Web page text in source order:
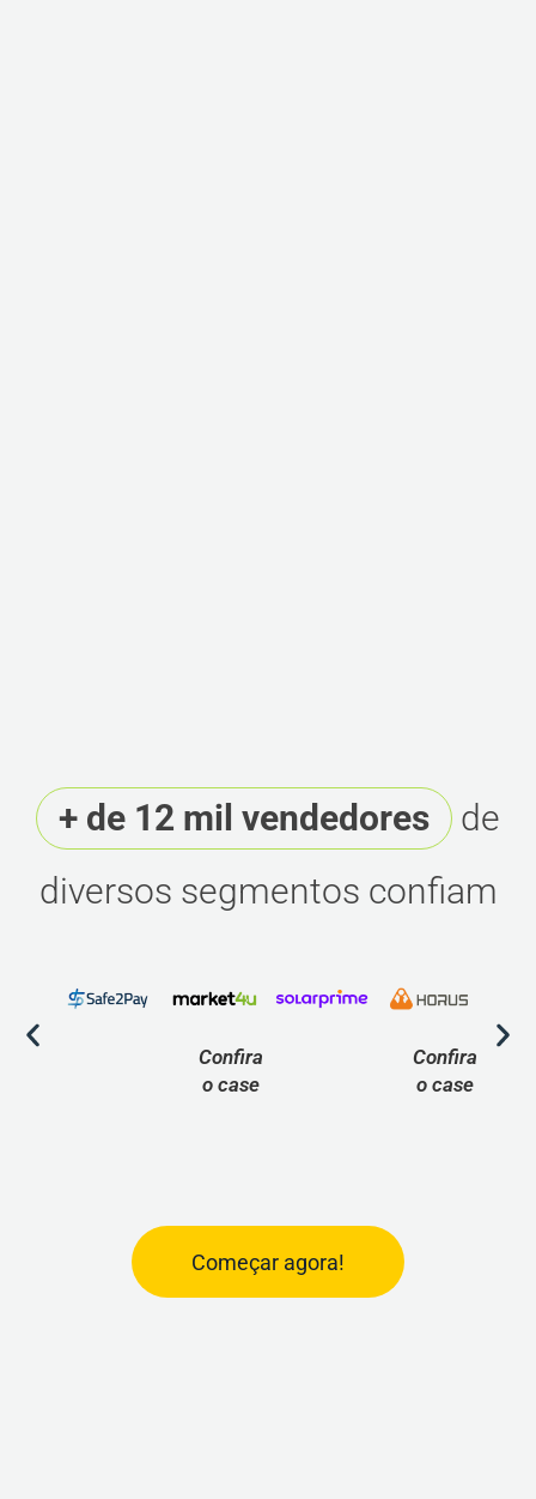
+ de 12 mil vendedores
de
diversos segmentos confiam
Confira
o case
Confira
o case
Começar agora!